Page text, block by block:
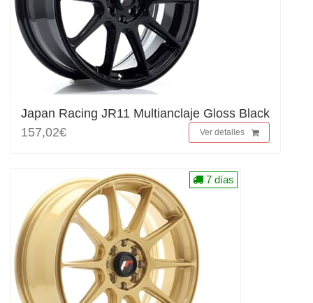
Japan Racing JR11 Multianclaje Gloss Black
157,02€
Ver detalles
7 días